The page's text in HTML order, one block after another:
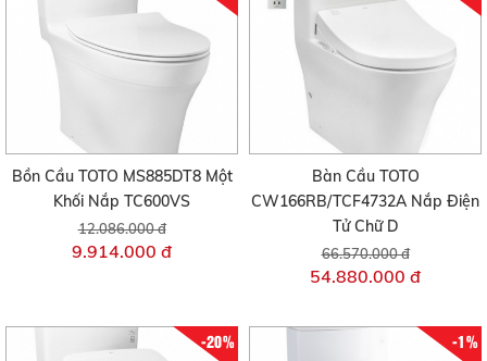
Bồn Cầu TOTO MS885DT8 Một
Khối Nắp TC600VS
12.086.000 đ
9.914.000 đ
Bàn Cầu TOTO
CW166RB/TCF4732A Nắp Điện
Tử Chữ D
66.570.000 đ
54.880.000 đ
-20% -1%